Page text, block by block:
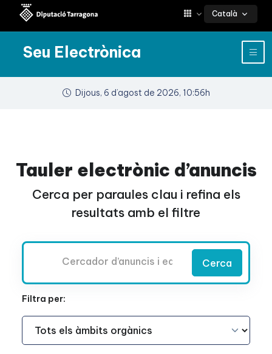
Català
Seu Electrònica
Dijous, 6 d’agost de 2026, 10:56h
Tauler electrònic d’anuncis
Cerca per paraules clau i refina els
resultats amb el filtre
Cerca
Filtra per:
Àmbit Funcional